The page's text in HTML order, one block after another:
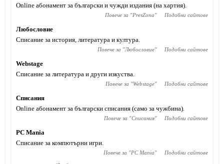
Online абонамент за български и чужди издания (на хартия).
Повече за "PresZona" Подобни сайтове
Любословие
Списание за история, литература и култура.
Повече за "Любословие" Подобни сайтове
Webstage
Списание за литература и други изкуства.
Повече за "Webstage" Подобни сайтове
Списания
Online абонамент за български списания (само за чужбина).
Повече за "Списания" Подобни сайтове
PC Mania
Списание за компютърни игри.
Повече за "PC Mania" Подобни сайтове